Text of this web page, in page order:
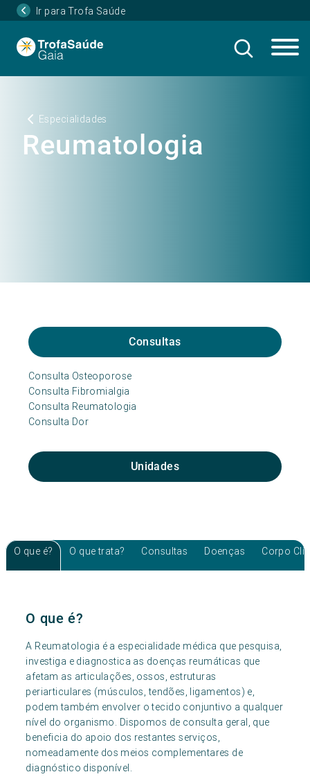
Ir para Trofa Saúde
Especialidades
Reumatologia
Consultas
Consulta Osteoporose
Consulta Fibromialgia
Consulta Reumatologia
Consulta Dor
Unidades
O que é? O que trata? Consultas Doenças Corpo
O que é?
A Reumatologia é a especialidade médica que pesquisa,
investiga e diagnostica as doenças reumáticas que
afetam as articulações, ossos, estruturas
periarticulares (músculos, tendões, ligamentos) e,
podem também envolver o tecido conjuntivo a qualquer
nível do organismo. Dispomos de consulta geral, que
beneficia do apoio dos restantes serviços,
nomeadamente dos meios complementares de
diagnóstico disponível.